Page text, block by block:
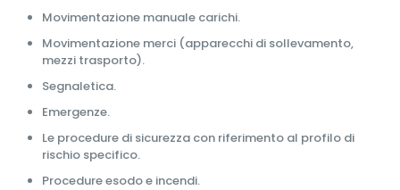
Movimentazione manuale carichi.
Movimentazione merci (apparecchi di sollevamento,
mezzi trasporto).
Segnaletica.
Emergenze.
Le procedure di sicurezza con riferimento al profilo di
rischio specifico.
Procedure esodo e incendi.